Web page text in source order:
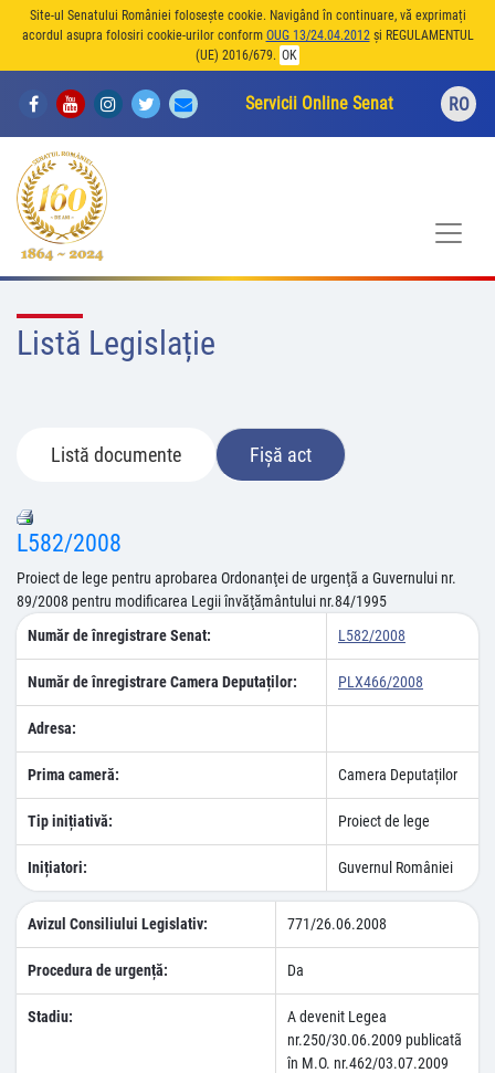
Site-ul Senatului României folosește cookie. Navigând în continuare, vă exprimați
acordul asupra folosiri cookie-urilor conform OUG 13/24.04.2012și REGULAMENTUL
(UE) 2016/679. OK
Servicii Online Senat RO
Listă Legislație
Listă documente Fișă act
L582/2008
Proiect de lege pentru aprobarea Ordonanţei de urgenţã a Guvernului nr.
89/2008 pentru modificarea Legii învăţământului nr.84/1995
Număr de înregistrare Senat:
L582/2008
Număr de înregistrare Camera Deputaților: PLX466/2008
Adresa:
Prima cameră: Camera Deputaților
Tip inițiativă: Proiect de lege
Inițiatori: Guvernul României
Avizul Consiliului Legislativ: 771/26.06.2008
Procedura de urgență: Da
Stadiu:
A devenit Legea
nr.250/30.06.2009 publicatã
în M.O. nr.462/03.07.2009